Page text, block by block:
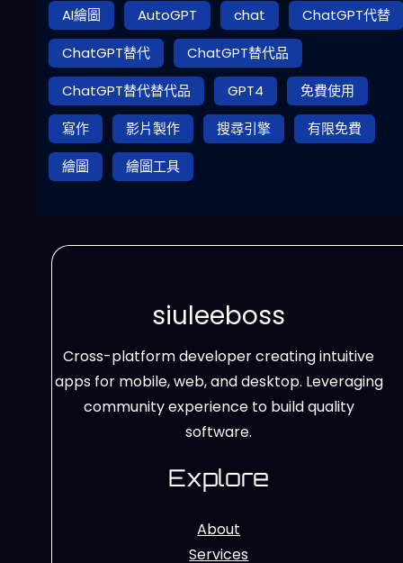
AI繪圖 AutoGPT chat
ChatGPT代替
ChatGPT替代
ChatGPT替代品
ChatGPT替代替代品
GPT4
免費使用
寫作
影片製作 搜尋引擎
有限免費
繪圖
繪圖工具
siuleeboss
Cross-platform developer creating intuitive
apps for mobile, web, and desktop. Leveraging
community experience to build quality
software.
Explore
About
Services